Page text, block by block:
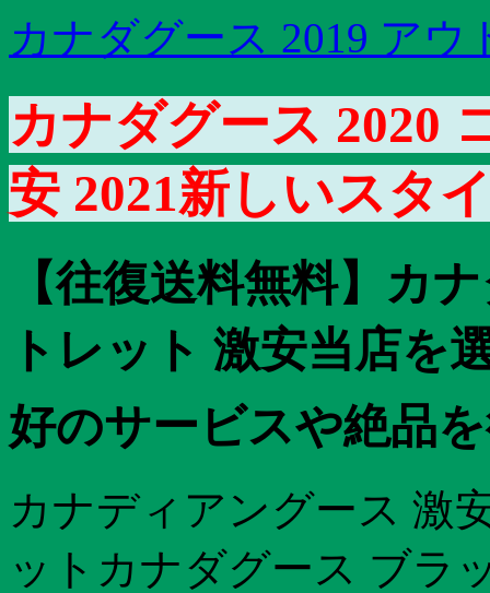
カナダグース 2019 アウ
カナダグース 2020
安 2021新しいスタ
【往復送料無料】カ
トレット 激安当店を
好のサービスや絶品
カナディアングース 激
ットカナダグース ブラ